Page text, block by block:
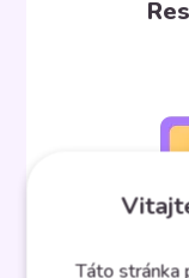
Táto stránka